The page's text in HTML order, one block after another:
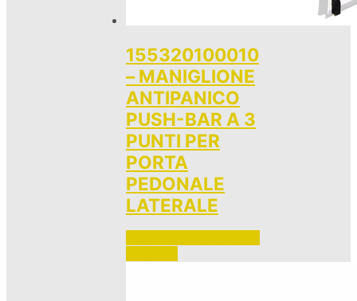
155320100010
– MANIGLIONE
ANTIPANICO
PUSH-BAR A 3
PUNTI PER
PORTA
PEDONALE
LATERALE